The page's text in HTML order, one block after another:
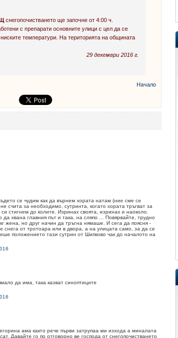
снегопочистването ще започне от 4:00 ч.
с препарати основните улици с цел да се
температури. На територията на общината
29 декември 2016 г.
Начало
се чудим как да върнем хората натам (ние сме се
счита за необходимо, сутринта, когато хората тръгват за
стигнем до колите. Изринах своята, изринах и наоколо.
да хвана главния път и така, на сляпо ... Повярвайте, трудно
жена, но друг начин да тръгна нямаше. И сега да поясня -
снега от тротоара или в двора, а на улицата само, за да се
положението тази сутрин от Шипково чак до началото на
да има, така казват синоптиците
ама както рече първи затрупаа ми изхода а миналата
Давайте го по отговорно ве господа от снегопочистването